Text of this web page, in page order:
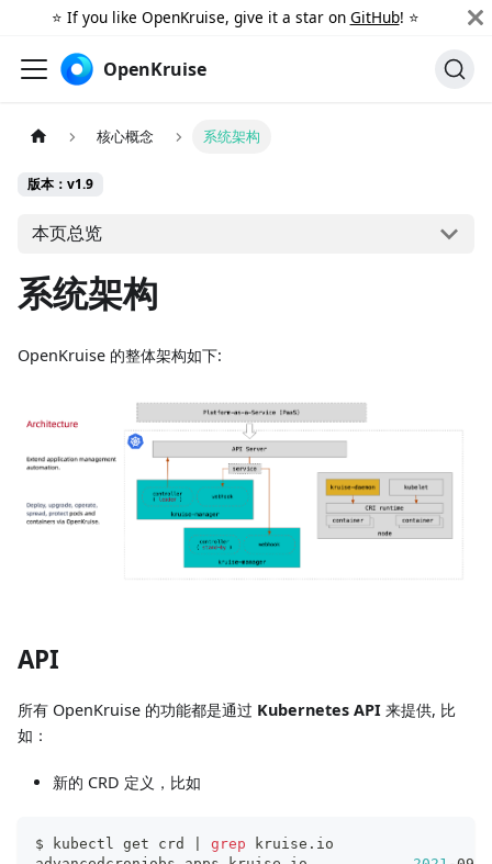
⭐️ If you like OpenKruise, give it a star on GitHub! ⭐️
OpenKruise
核心概念 系统架构
版本：v1.9
本页总览
系统架构
OpenKruise 的整体架构如下:
API
所有 OpenKruise 的功能都是通过 Kubernetes API 来提供, 比
如：
新的 CRD 定义，比如
$ kubectl get crd grep kruise.io